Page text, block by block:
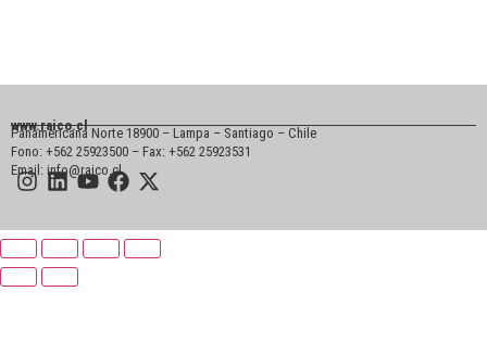
www.raico.cl
Panamericana Norte 18900 – Lampa – Santiago – Chile
Fono: +562 25923500 – Fax: +562 25923531
Email: info@raico.cl